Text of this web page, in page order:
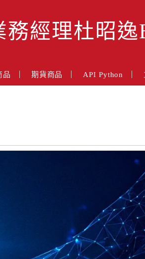
務經理杜昭逸
品 期貨商品 API Python